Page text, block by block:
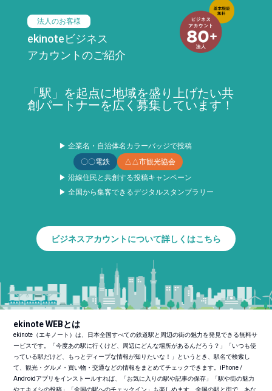
法人のお客様
ekinoteビジネス
アカウントのご紹介
「駅」を起点に地域を盛り上げたい共
創パートナーを広く募集しています！
▶ 企業名・自治体名カラーバッジで投稿
〇〇電鉄
△△市観光協会
▶ 沿線住民と共創する投稿キャンペーン
▶ 全国から集客できるデジタルスタンプラリー
ビジネスアカウントについて詳しくはこちら
ekinote WEBとは
ekinote（エキノート）は、日本全国すべての鉄道駅と周辺の街の魅力を発見できる無料サ
ービスです。「今度あの駅に行くけど、周辺にどんな場所があるんだろう？」「いつも使
っている駅だけど、もっとディープな情報が知りたいな！」というとき、駅名で検索し
て、観光・グルメ・買い物・交通などの情報をまとめてチェックできます。iPhone /
Androidアプリをインストールすれば、「お気に入りの駅や記事の保存」「駅や街の魅力
やエキメシの投稿」「全国の駅へのチェックイン」も楽しめます。全国の駅と街で、あな